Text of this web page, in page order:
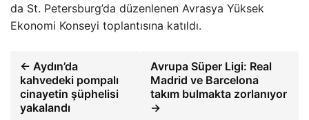
da St. Petersburg’da düzenlenen Avrasya Yüksek
Ekonomi Konseyi toplantısına katıldı.
← Aydın’da
kahvedeki pompalı
cinayetin şüphelisi
yakalandı
Avrupa Süper Ligi: Real
Madrid ve Barcelona
takım bulmakta zorlanıyor
→